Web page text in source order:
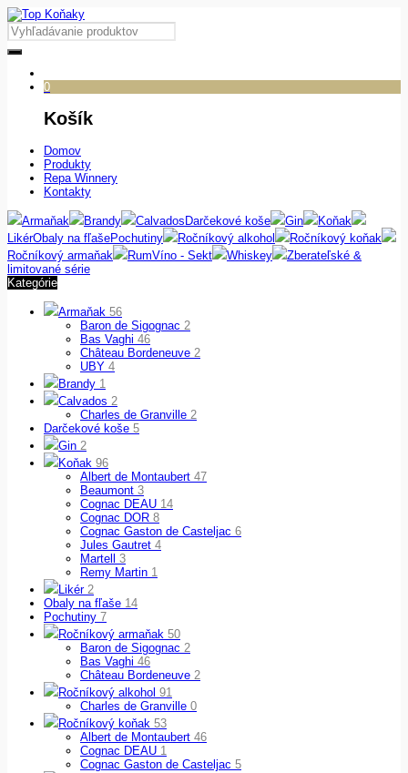
0
Košík
Domov
Produkty
Repa Winnery
Kontakty
Armaňak Brandy Calvados Darčekové koše Gin
Koňak
LikérObaly na fľašePochutiny Ročníkový alkohol
Ročníkový koňak
Ročníkový armaňak
RumVíno - Sekt Whiskey
Zberateľské &
limitované série
Kategórie
Armaňak 56
Baron de Sigognac 2
Bas Vaghi 46
Château Bordeneuve 2
UBY 4
Brandy 1
Calvados 2
Charles de Granville 2
Darčekové koše 5
Gin 2
Koňak 96
Albert de Montaubert 47
Beaumont 3
Cognac DEAU 14
Cognac DOR 8
Cognac Gaston de Casteljac 6
Jules Gautret 4
Martell 3
Remy Martin 1
Likér 2
Obaly na fľaše 14
Pochutiny 7
Ročníkový armaňak 50
Baron de Sigognac 2
Bas Vaghi 46
Château Bordeneuve 2
Ročníkový alkohol 91
Charles de Granville 0
Ročníkový koňak 53
Albert de Montaubert 46
Cognac DEAU 1
Cognac Gaston de Casteljac 5